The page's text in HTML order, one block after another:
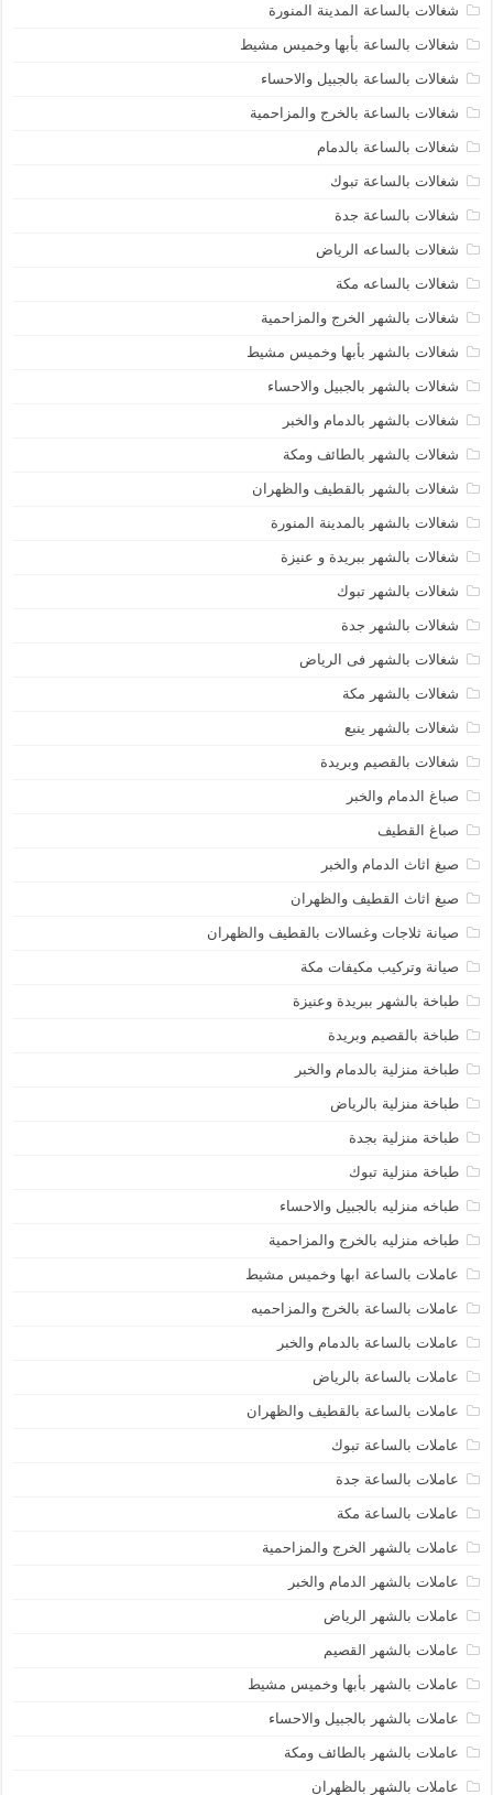
شغالات بالساعة المدينة المنورة
شغالات بالساعة بأبها وخميس مشيط
شغالات بالساعة بالجبيل والاحساء
شغالات بالساعة بالخرج والمزاحمية
شغالات بالساعة بالدمام
شغالات بالساعة تبوك
شغالات بالساعة جدة
شغالات بالساعه الرياض
شغالات بالساعه مكة
شغالات بالشهر الخرج والمزاحمية
شغالات بالشهر بأبها وخميس مشيط
شغالات بالشهر بالجبيل والاحساء
شغالات بالشهر بالدمام والخبر
شغالات بالشهر بالطائف ومكة
شغالات بالشهر بالقطيف والظهران
شغالات بالشهر بالمدينة المنورة
شغالات بالشهر ببريدة و عنيزة
شغالات بالشهر تبوك
شغالات بالشهر جدة
شغالات بالشهر فى الرياض
شغالات بالشهر مكة
شغالات بالشهر ينبع
شغالات بالقصيم وبريدة
صباغ الدمام والخبر
صباغ القطيف
صبغ اثاث الدمام والخبر
صبغ اثاث القطيف والظهران
صيانة ثلاجات وغسالات بالقطيف والظهران
صيانة وتركيب مكيفات مكة
طباخة بالشهر ببريدة وعنيزة
طباخة بالقصيم وبريدة
طباخة منزلية بالدمام والخبر
طباخة منزلية بالرياض
طباخة منزلية بجدة
طباخة منزلية تبوك
طباخه منزليه بالجبيل والاحساء
طباخه منزليه بالخرج والمزاحمية
عاملات بالساعة ابها وخميس مشيط
عاملات بالساعة بالخرج والمزاحميه
عاملات بالساعة بالدمام والخبر
عاملات بالساعة بالرياض
عاملات بالساعة بالقطيف والظهران
عاملات بالساعة تبوك
عاملات بالساعة جدة
عاملات بالساعة مكة
عاملات بالشهر الخرج والمزاحمية
عاملات بالشهر الدمام والخبر
عاملات بالشهر الرياض
عاملات بالشهر القصيم
عاملات بالشهر بأبها وخميس مشيط
عاملات بالشهر بالجبيل والاحساء
عاملات بالشهر بالطائف ومكة
عاملات بالشهر بالظهران